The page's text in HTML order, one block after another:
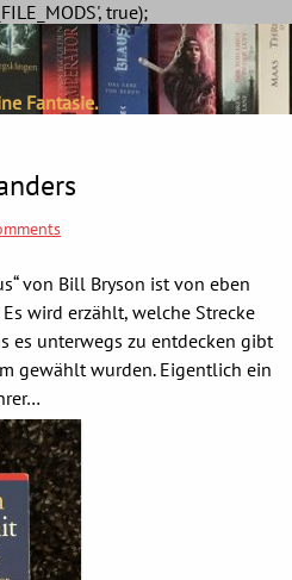
true);Skip
to
content
Fantasie.
von Bill Bryson ist von eben
wird erzählt, welche Strecke
es unterwegs zu entdecken gibt
gewählt wurden. Eigentlich ein